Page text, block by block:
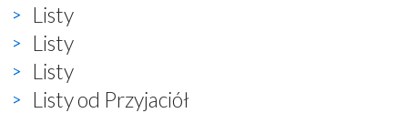
Listy
Listy
Listy
Listy od Przyjaciół